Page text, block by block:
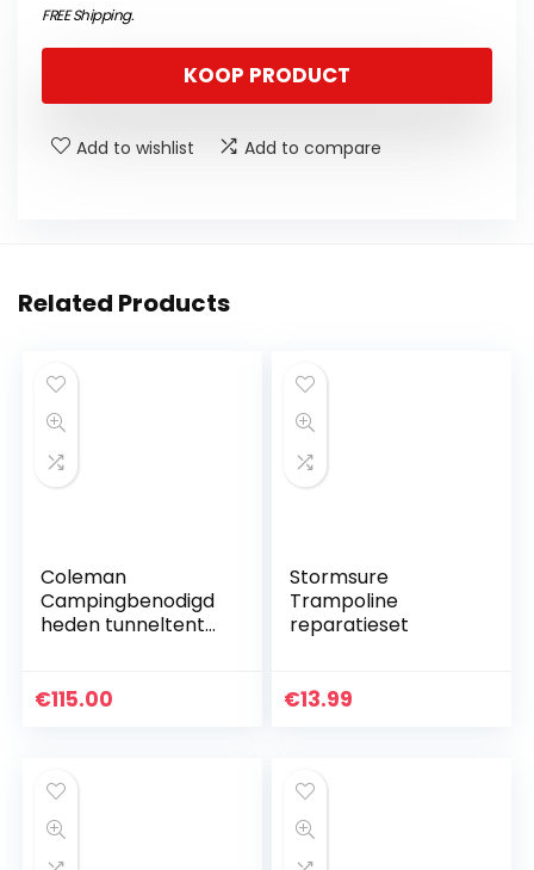
FREE Shipping.
KOOP PRODUCT
Add to wishlist Add to compare
Related Products
Coleman
Campingbenodigd
heden tunneltent
€115.00
Stormsure
Trampoline
reparatieset
€13.99